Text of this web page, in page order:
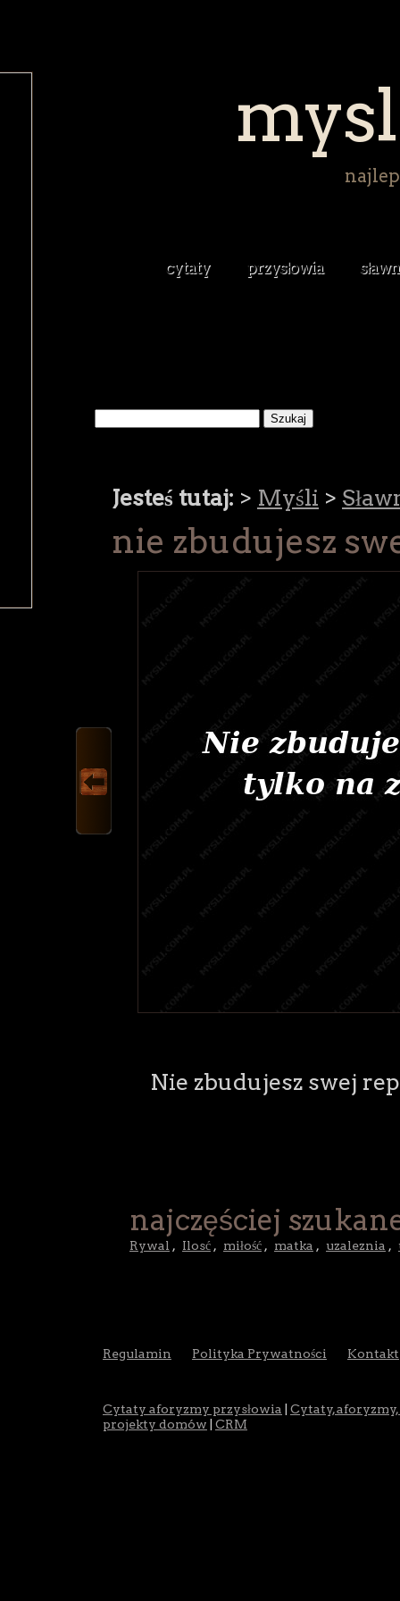
cytaty przysłowia
Jesteś tutaj: > Myśli >
nie zbudujesz
Nie zbudujesz swej
najczęściej
Rywal , Ilosć , miłość , matka , uzaleznia ,
Regulamin Polityka Prywatności Kontakt
Cytaty aforyzmy przysłowia
Cytaty,
projekty domów
CRM